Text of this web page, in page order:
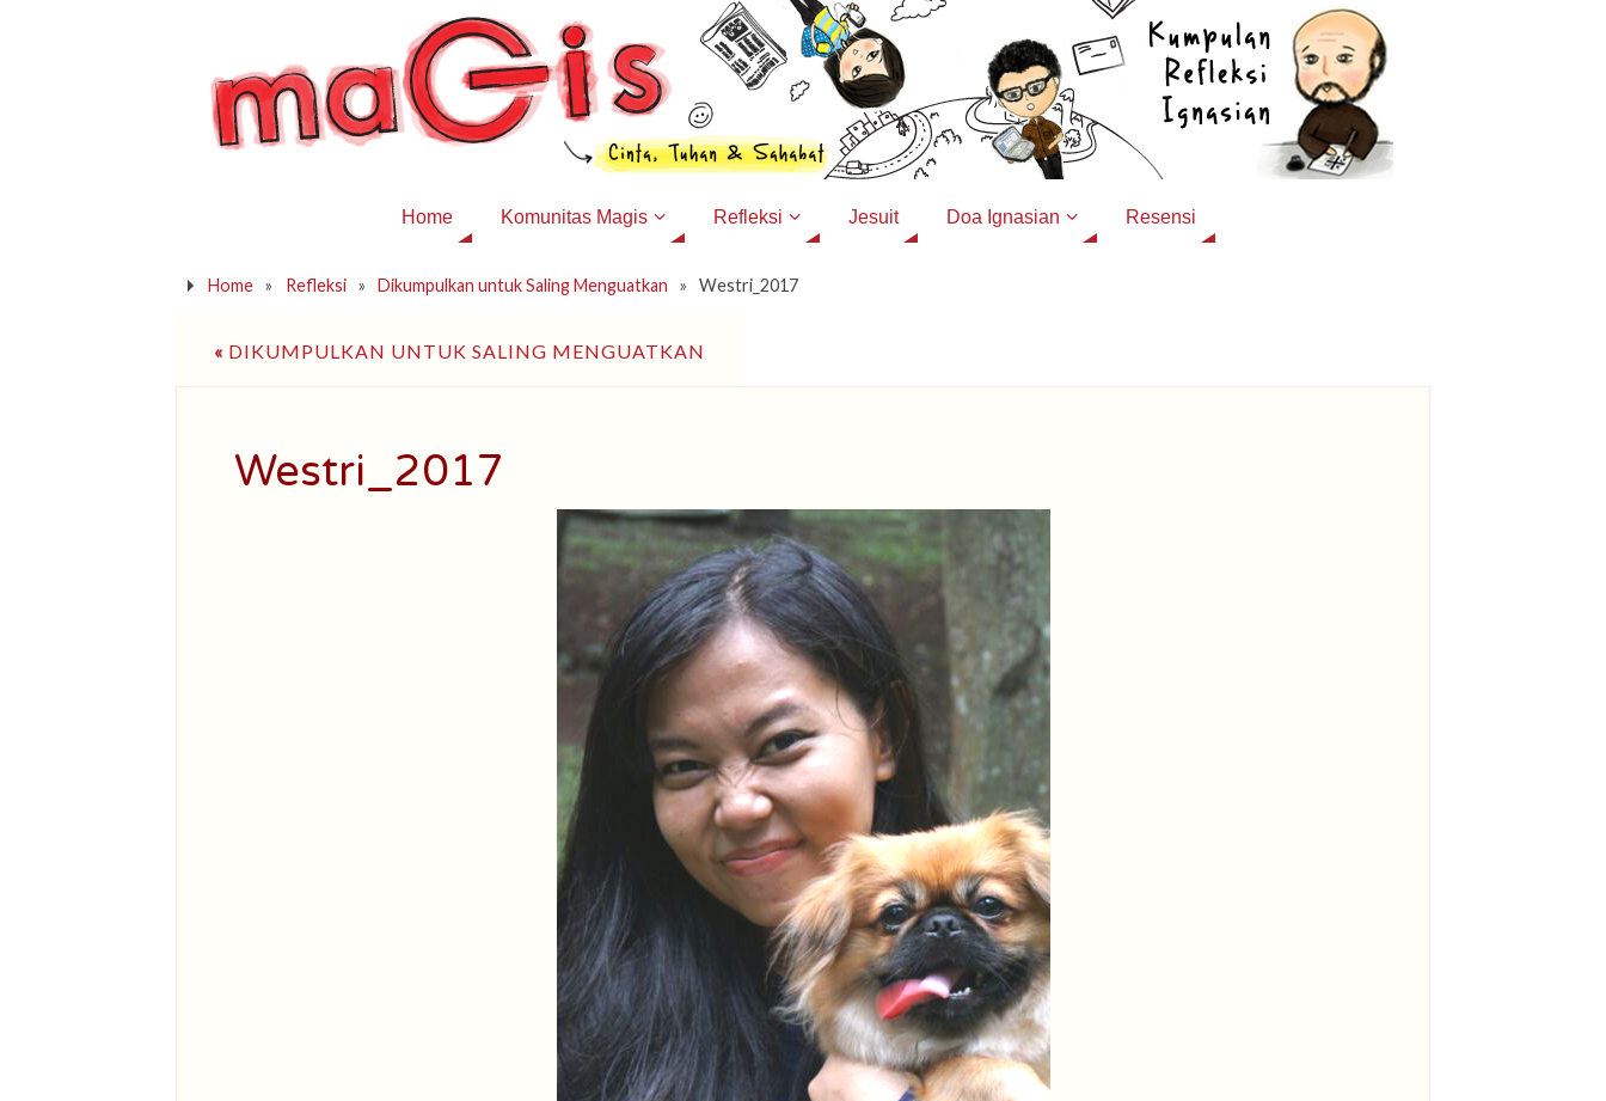
Home Komunitas Magis Refleksi Jesuit Doa Ignasian Resensi
Home » Refleksi » Dikumpulkan untuk Saling Menguatkan » Westri_2017
« DIKUMPULKAN UNTUK SALING MENGUATKAN
Westri_2017